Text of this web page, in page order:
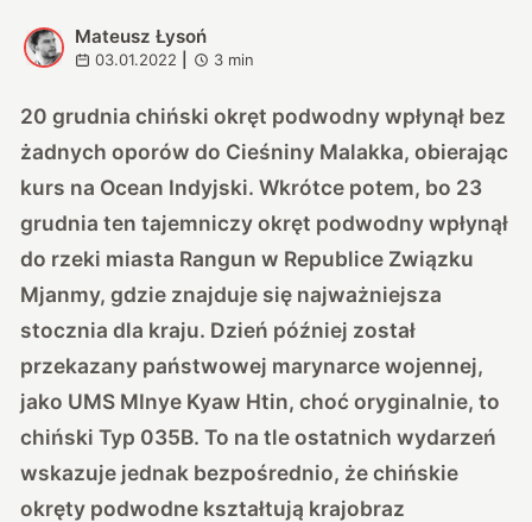
M
Mateusz Łysoń
03.01.2022 3 min
20 grudnia chiński okręt podwodny wpłynął bez
żadnych oporów do Cieśniny Malakka, obierając
kurs na Ocean Indyjski. Wkrótce potem, bo 23
grudnia ten tajemniczy okręt podwodny wpłynął
do rzeki miasta Rangun w Republice Związku
Mjanmy, gdzie znajduje się najważniejsza
stocznia dla kraju. Dzień później został
przekazany państwowej marynarce wojennej,
jako UMS MInye Kyaw Htin, choć oryginalnie, to
chiński Typ 035B. To na tle ostatnich wydarzeń
wskazuje jednak bezpośrednio, że chińskie
okręty podwodne kształtują krajobraz